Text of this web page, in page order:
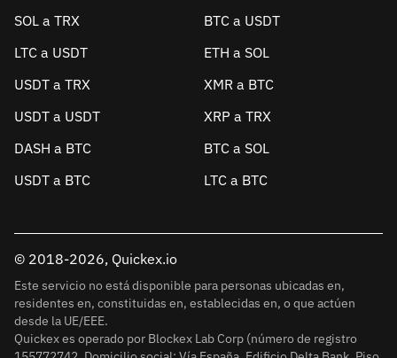
SOL a TRX
BTC a USDT
LTC a USDT
ETH a SOL
USDT a TRX
XMR a BTC
USDT a USDT
XRP a TRX
DASH a BTC
BTC a SOL
USDT a BTC
LTC a BTC
© 2018-2026, Quickex.io
Este servicio no está disponible para personas ubicadas en,
residentes en, constituidas en, establecidas en, o que actúen
desde la UE/EEE.
Quickex es operado por Blockex Lab Corp (número de registro